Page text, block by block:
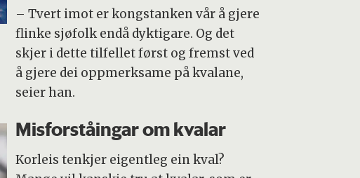
– Tvert imot er kongstanken vår å gjere
flinke sjøfolk endå dyktigare. Og det
skjer i dette tilfellet først og fremst ved
å gjere dei oppmerksame på kvalane,
seier han.
Misforståingar om kvalar
Korleis tenkjer eigentleg ein kval?